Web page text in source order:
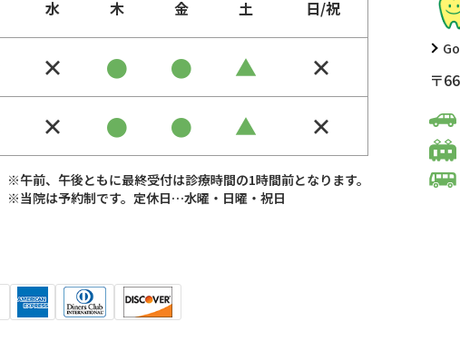
水 木 金 土 日/祝
× ● ● ▲ ×
× ● ● ▲ ×
※午前、午後ともに最終受付は診療時間の1時間前となります。
※当院は予約制です。定休日…水曜・日曜・祝日
〒